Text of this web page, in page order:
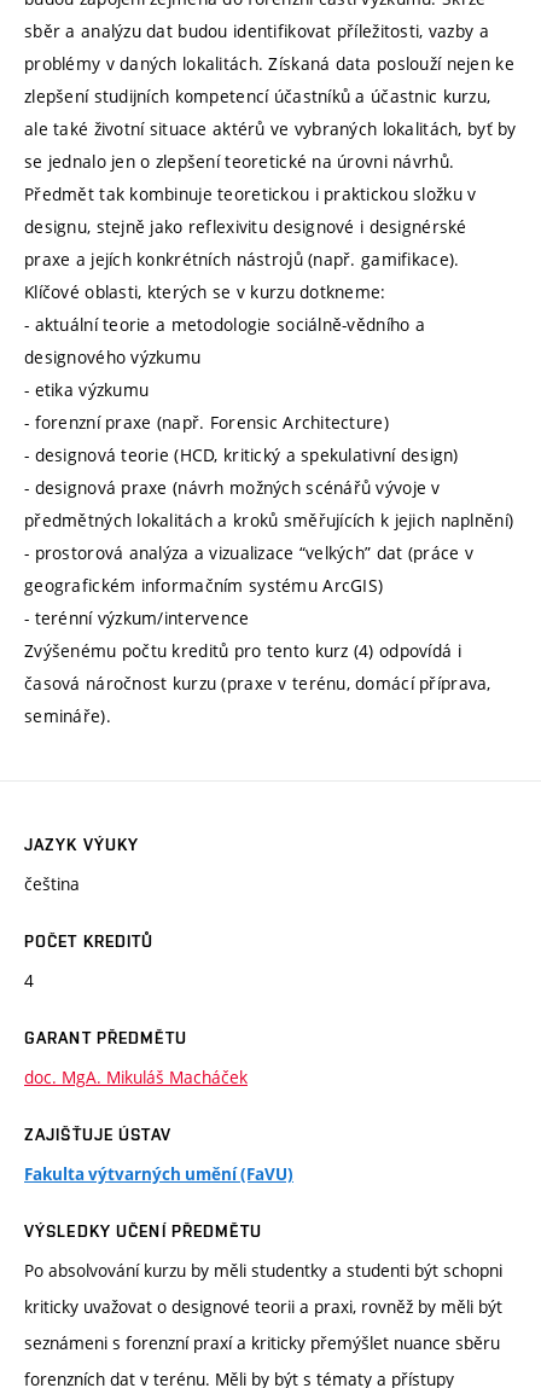
sběr a analýzu dat budou identifikovat příležitosti, vazby a
problémy v daných lokalitách. Získaná data poslouží nejen ke
zlepšení studijních kompetencí účastníků a účastnic kurzu,
ale také životní situace aktérů ve vybraných lokalitách, byť by
se jednalo jen o zlepšení teoretické na úrovni návrhů.
Předmět tak kombinuje teoretickou i praktickou složku v
designu, stejně jako reflexivitu designové i designérské
praxe a jejích konkrétních nástrojů (např. gamifikace).
Klíčové oblasti, kterých se v kurzu dotkneme:
- aktuální teorie a metodologie sociálně-vědního a
designového výzkumu
- etika výzkumu
- forenzní praxe (např. Forensic Architecture)
- designová teorie (HCD, kritický a spekulativní design)
- designová praxe (návrh možných scénářů vývoje v
předmětných lokalitách a kroků směřujících k jejich naplnění)
- prostorová analýza a vizualizace “velkých” dat (práce v
geografickém informačním systému ArcGIS)
- terénní výzkum/intervence
Zvýšenému počtu kreditů pro tento kurz (4) odpovídá i
časová náročnost kurzu (praxe v terénu, domácí příprava,
semináře).
JAZYK VÝUKY
čeština
POČET KREDITŮ
4
GARANT PŘEDMĚTU
doc. MgA. Mikuláš Macháček
ZAJIŠŤUJE ÚSTAV
Fakulta výtvarných umění (FaVU)
VÝSLEDKY UČENÍ PŘEDMĚTU
Po absolvování kurzu by měli studentky a studenti být schopni
kriticky uvažovat o designové teorii a praxi, rovněž by měli být
seznámeni s forenzní praxí a kriticky přemýšlet nuance sběru
forenzních dat v terénu. Měli by být s tématy a přístupy